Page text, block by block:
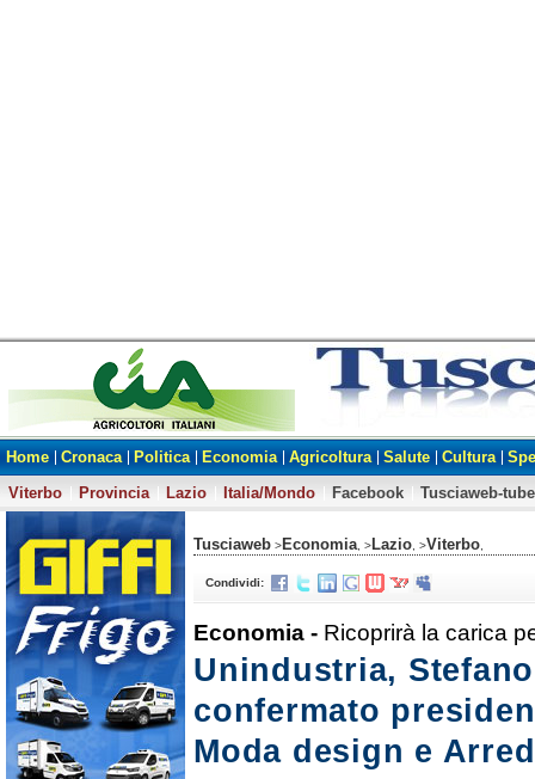
Home Cronaca Politica Economia Agricoltura Salute Cultura
Viterbo
Provincia Lazio Italia/Mondo Facebook Tusciaweb-tube
Tusciaweb >Economia , >Lazio , >Viterbo
Condividi:
Economia - Ricoprirà la carica
Unindustria,
confermato
Moda design e